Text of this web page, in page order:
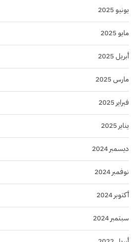
يونيو 2025
مايو 2025
أبريل 2025
مارس 2025
فبراير 2025
يناير 2025
ديسمبر 2024
نوفمبر 2024
أكتوبر 2024
سبتمبر 2024